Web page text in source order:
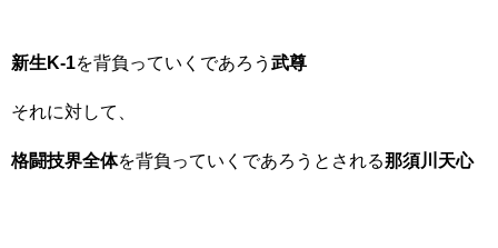
新生K-1 を背負っていくであろう 武尊
それに対して、
格闘技界全体を背負っていくであろうとされる那須川天心